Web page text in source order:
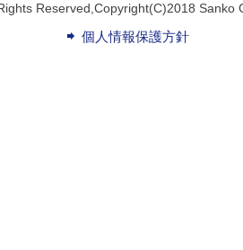
Reserved,Copyright(C)2018 Sanko
個人情報保護方針